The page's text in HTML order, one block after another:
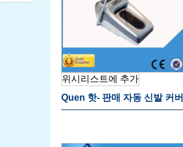
위시리스트에 추가
Quen 핫- 판매 자동 신발 커버